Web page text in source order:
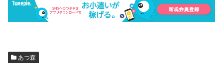
あつ森